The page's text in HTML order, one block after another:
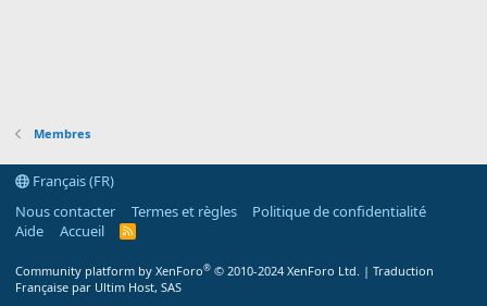
Membres
Français (FR)
Nous contacter
Termes et règles
Politique de confidentialité
Aide
Accueil
R
Community platform by XenForo® © 2010-2024 XenForo Ltd. | Traduction
Française par Ultim Host, SAS